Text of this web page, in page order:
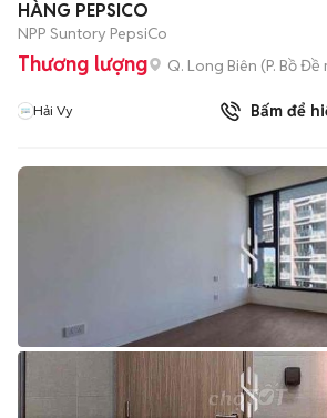
HÀNG PEPSICO
NPP Suntory PepsiCo
Thương lượng Q. Long Biên (P. Bồ Đề
Hải Vy Bấm để